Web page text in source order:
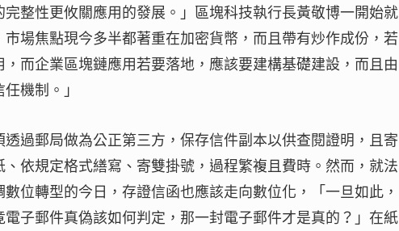
整性更攸關應用的發展。」區塊科技執行長黃敬博一開始就
場焦點現今多半都著重在加密貨幣，而且帶有炒作成份，若
而企業區塊鏈應用若要落地，應該要建構基礎建設，而且由
機制。」
過郵局做為公正第三方，保存信件副本以供查閱證明，且寄
依規定格式繕寫、寄雙掛號，過程繁複且費時。然而，就法
位轉型的今日，存證信函也應該走向數位化，「一旦如此，
子郵件真偽該如何判定，那一封電子郵件才是真的？」在紙